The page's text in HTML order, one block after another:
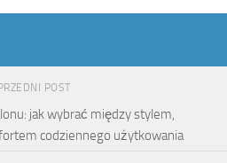
POST
jak wybrać między stylem,
codziennego użytkowania